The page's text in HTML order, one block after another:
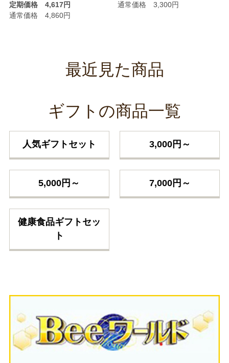
定期価格 4,617円
通常価格 4,860円
通常価格 3,300円
最近見た商品
ギフトの商品一覧
人気ギフトセット 3,000円～
5,000円～ 7,000円～
健康食品ギフトセッ
ト